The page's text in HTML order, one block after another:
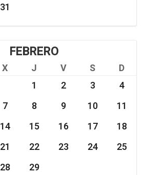
31
FEBRERO
X J V S
D
1
2 3
4
7 8 9 10
11
14 15 16 17
18
21 22 23 24
25
28 29